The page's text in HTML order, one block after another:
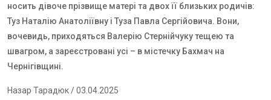
носить дівоче прізвище матері та двох її близьких родичів:
Туз Наталію Анатоліївну і Туза Павла Сергійовича. Вони,
вочевидь, приходяться Валерію Стернійчуку тещею та
швагром, а зареєстровані усі – в містечку Бахмач на
Чернігівщині.
Назар Тарадюк/ 03.04.2025